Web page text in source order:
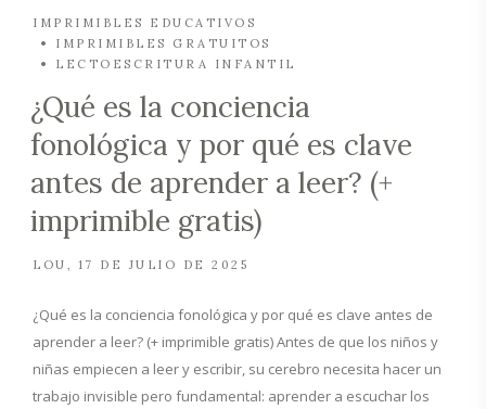
IMPRIMIBLES EDUCATIVOS
IMPRIMIBLES GRATUITOS
LECTOESCRITURA INFANTIL
¿Qué es la conciencia
fonológica y por qué es clave
antes de aprender a leer? (+
imprimible gratis)
LOU 17 DE JULIO DE 2025
¿Qué es la conciencia fonológica y por qué es clave antes de
aprender a leer? (+ imprimible gratis) Antes de que los niños y
niñas empiecen a leer y escribir, su cerebro necesita hacer un
trabajo invisible pero fundamental: aprender a escuchar los